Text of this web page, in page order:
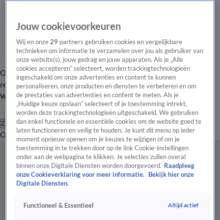
Overzicht Laatste nieuws Regionieuws Het beste van Hart
Tip de
redactie
Volg Hart van Nederland
Zoeken
OverzichtRegioUitzendingenWeerTip de redactiePanelVideo's
Jouw cookievoorkeuren
Wij en onze29 partners gebruiken cookies en vergelijkbare
technieken om informatie te verzamelen over jou als gebruiker van
onze website(s), jouw gedrag en jouw apparaten. Als je „Alle
cookies accepteren” selecteert, worden trackingtechnologieën
ingeschakeld om onze advertenties en content te kunnen
personaliseren, onze producten en diensten te verbeteren en om
de prestaties van advertenties en content te meten. Als je
„Huidige keuze opslaan” selecteert of je toestemming intrekt,
worden deze trackingtechnologieën uitgeschakeld. We gebruiken
dan enkel functionele en essentiële cookies om de website goed te
laten functioneren en veilig te houden. Je kunt dit menu op ieder
moment opnieuw openen om je keuzes te wijzigen of om je
toestemming in te trekken door op de link Cookie-instellingen
onder aan de webpagina te klikken. Je selecties zullen overal
binnen onze Digitale Diensten worden doorgevoerd. Raadpleeg
onze Cookieverklaring voor meer informatie.
Bekijk hier onze
Digitale Diensten.
Functioneel & Essentieel Altijd actief